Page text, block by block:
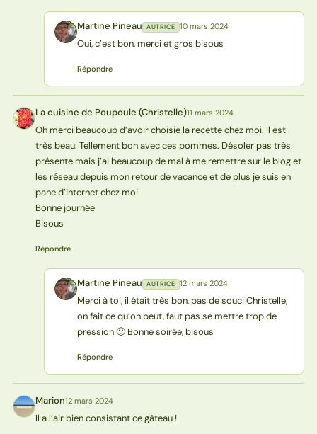
MP Martine Pineau AUTRICE 10 mars 2024
Oui, c’est bon, merci et gros bisous
Répondre
L( La cuisine de Poupoule (Christelle)11 mars 2024
Oh merci beaucoup d’avoir choisie la recette chez moi. Il est
très beau. Tellement bon avec ces pommes. Désoler pas très
présente mais j’ai beaucoup de mal à me remettre sur le blog et
les réseau depuis mon retour de vacance et de plus je suis en
pane d’internet chez moi.
Bonne journée
Bisous
Répondre
MP Martine Pineau AUTRICE 12 mars 2024
Merci à toi, il était très bon, pas de souci Christelle,
on fait ce qu’on peut, faut pas se mettre trop de
pression 🙂 Bonne soirée, bisous
Répondre
M Marion12 mars 2024
Il a l’air bien consistant ce gâteau !